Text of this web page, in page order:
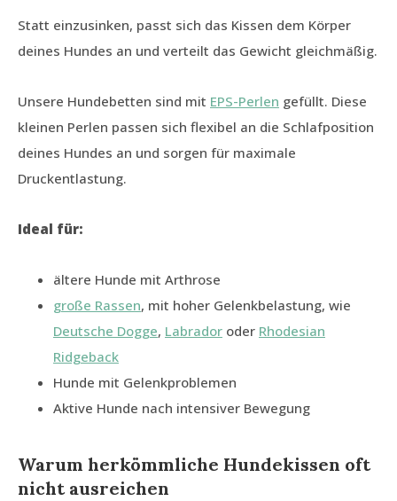
Statt einzusinken, passt sich das Kissen dem Körper
deines Hundes an und verteilt das Gewicht gleichmäßig.
Unsere Hundebetten sind mit EPS-Perlen gefüllt. Diese
kleinen Perlen passen sich flexibel an die Schlafposition
deines Hundes an und sorgen für maximale
Druckentlastung.
Ideal für:
ältere Hunde mit Arthrose
große Rassen, mit hoher Gelenkbelastung, wie
Deutsche Dogge, Labrador oder Rhodesian
Ridgeback
Hunde mit Gelenkproblemen
Aktive Hunde nach intensiver Bewegung
Warum herkömmliche Hundekissen oft
nicht ausreichen